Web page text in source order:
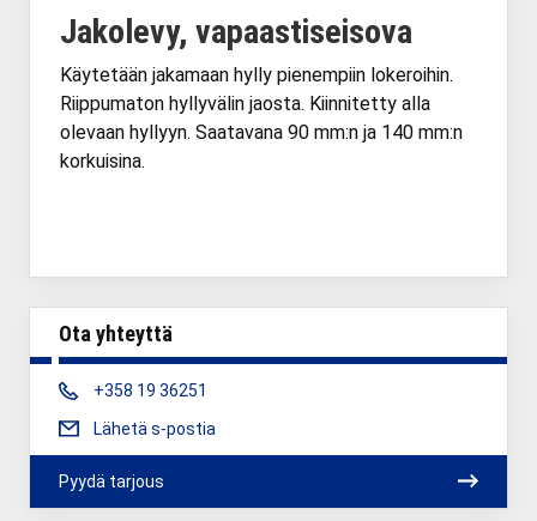
Jakolevy, vapaastiseisova
Käytetään jakamaan hylly pienempiin lokeroihin.
Riippumaton hyllyvälin jaosta. Kiinnitetty alla
olevaan hyllyyn. Saatavana 90 mm:n ja 140 mm:n
korkuisina.
Ota yhteyttä
Phone:
+358 19 36251
Lähetä s-postia
Pyydä tarjous